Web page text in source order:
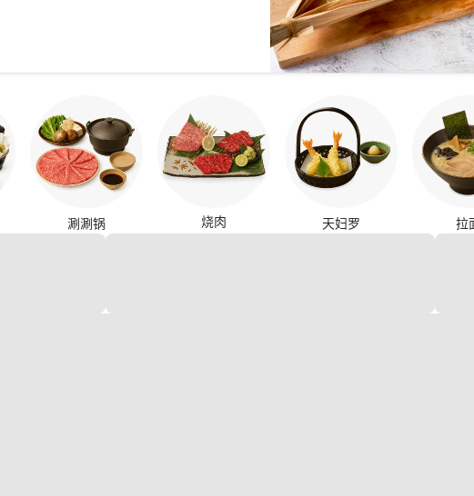
of Chinese dining, where food is
of togetherness.
涮涮锅 烧肉 天妇罗 拉